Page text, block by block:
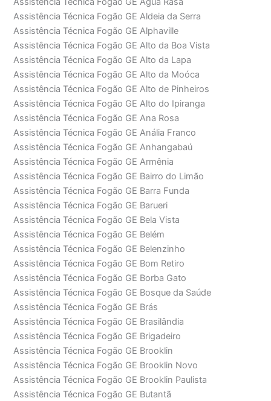
Assistência Técnica Fogão GE Aldeia da Serra
Assistência Técnica Fogão GE Alphaville
Assistência Técnica Fogão GE Alto da Boa Vista
Assistência Técnica Fogão GE Alto da Lapa
Assistência Técnica Fogão GE Alto da Moóca
Assistência Técnica Fogão GE Alto de Pinheiros
Assistência Técnica Fogão GE Alto do Ipiranga
Assistência Técnica Fogão GE Ana Rosa
Assistência Técnica Fogão GE Anália Franco
Assistência Técnica Fogão GE Anhangabaú
Assistência Técnica Fogão GE Armênia
Assistência Técnica Fogão GE Bairro do Limão
Assistência Técnica Fogão GE Barra Funda
Assistência Técnica Fogão GE Barueri
Assistência Técnica Fogão GE Bela Vista
Assistência Técnica Fogão GE Belém
Assistência Técnica Fogão GE Belenzinho
Assistência Técnica Fogão GE Bom Retiro
Assistência Técnica Fogão GE Borba Gato
Assistência Técnica Fogão GE Bosque da Saúde
Assistência Técnica Fogão GE Brás
Assistência Técnica Fogão GE Brasilândia
Assistência Técnica Fogão GE Brigadeiro
Assistência Técnica Fogão GE Brooklin
Assistência Técnica Fogão GE Brooklin Novo
Assistência Técnica Fogão GE Brooklin Paulista
Assistência Técnica Fogão GE Butantã